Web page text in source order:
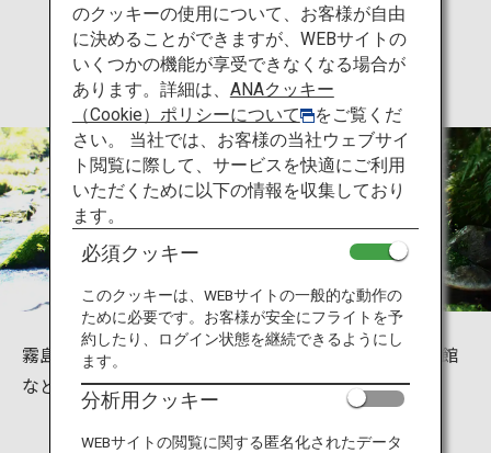
おすすめの旅
旅のアイデア
行き先
旅のお役立ち情報
ANA サービス
霧島温泉郷
霧島は鹿児島県内でも屈指の温泉地です。ホテルや旅館
なども充実し、日帰りにも宿泊にもおすすめです。
のクッキーの使用について、お客様が自由
に決めることができますが、WEBサイトの
いくつかの機能が享受できなくなる場合が
あります。詳細は、 ANAクッキー
（Cookie）ポリシーについて
をご覧くだ
さい。 当社では、お客様の当社ウェブサイ
ト閲覧に際して、サービスを快適にご利用
いただくために以下の情報を収集しており
ます。
必須クッキー
このクッキーは、WEBサイトの一般的な動作の
ために必要です。お客様が安全にフライトを予
約したり、ログイン状態を継続できるようにし
ます。
分析用クッキー
WEBサイトの閲覧に関する匿名化されたデータ